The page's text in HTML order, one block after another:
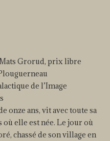
Grorud, prix libre
de l’Image
onze ans, vit avec toute sa
elle est née. Le jour où
chassé de son village en